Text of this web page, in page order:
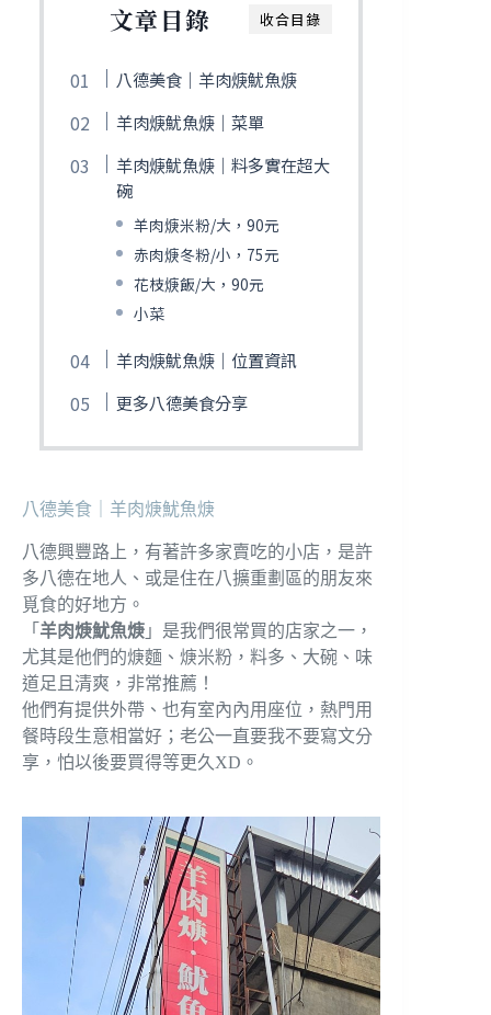
收合目錄
文章目錄
八德美食｜羊肉焿魷魚焿
羊肉焿魷魚焿｜菜單
羊肉焿魷魚焿｜料多實在超大
碗
羊肉焿米粉/大，90元
赤肉焿冬粉/小，75元
花枝焿飯/大，90元
小菜
羊肉焿魷魚焿｜位置資訊
更多八德美食分享
八德美食｜羊肉焿魷魚焿
八德興豐路上，有著許多家賣吃的小店，是許
多八德在地人、或是住在八擴重劃區的朋友來
覓食的好地方。
「 羊肉焿魷魚焿 」是我們很常買的店家之一，
尤其是他們的焿麵、焿米粉，料多、大碗、味
道足且清爽，非常推薦！
他們有提供外帶、也有室內內用座位，熱門用
餐時段生意相當好；老公一直要我不要寫文分
享，怕以後要買得等更久XD。